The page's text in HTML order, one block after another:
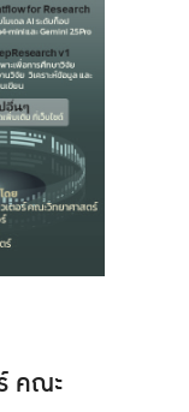
คณะ